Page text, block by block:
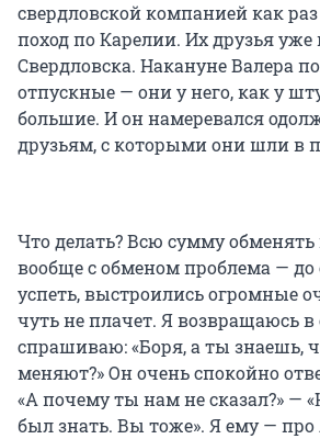
свердловской компанией как
поход по Карелии. Их друзья
Свердловска. Накануне Валера
отпускные — они у него, как у
большие. И он намеревался
друзьям, с которыми они шли в
Что делать? Всю сумму обменять
вообще с обменом проблема — до
успеть, выстроились огромные
чуть не плачет. Я возвращаюсь
спрашиваю: «Боря, а ты знаешь,
меняют?» Он очень спокойно
«А почему ты нам не сказал?» —
был знать. Вы тоже». Я ему —